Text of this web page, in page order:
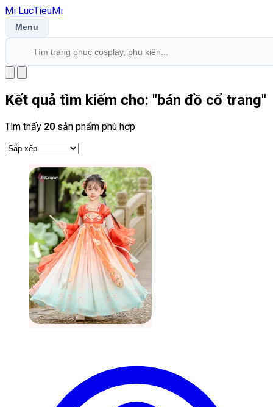
Mi LucTieuMi
Menu
Kết quả tìm kiếm cho: "bán đồ cổ trang"
Tìm thấy 20 sản phẩm phù hợp